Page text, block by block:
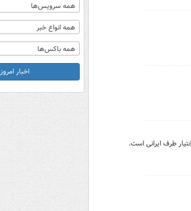
طرف ایرانی است.
همه سرویس‌ها
همه انواع خبر
همه باکس‌ها
اخبار امروز